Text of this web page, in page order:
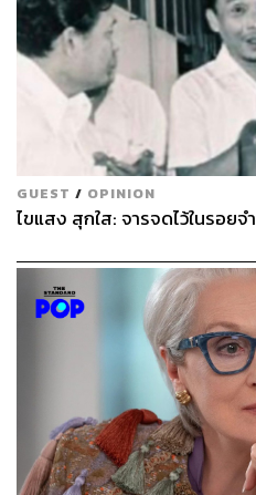
GUEST / OPINION
ไขแสง สุกใส: จารจดไว้ในรอยจำ